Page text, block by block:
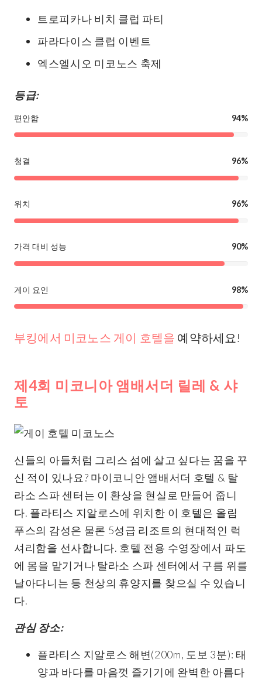
트로피카나 비치 클럽 파티
파라다이스 클럽 이벤트
엑스엘시오 미코노스 축제
등급:
편안함 94%
청결 96%
위치 96%
가격 대비 성능 90%
게이 요인 98%
부킹에서 미코노스 게이 호텔을 예약하세요!
제4회 미코니아 앰배서더 릴레 & 샤
토
신들의 아들처럼 그리스 섬에 살고 싶다는 꿈을 꾸
신 적이 있나요? 마이코니안 앰배서더 호텔 & 탈
라소 스파 센터는 이 환상을 현실로 만들어 줍니
다. 플라티스 지알로스에 위치한 이 호텔은 올림
푸스의 감성은 물론 5성급 리조트의 현대적인 럭
셔리함을 선사합니다. 호텔 전용 수영장에서 파도
에 몸을 맡기거나 탈라소 스파 센터에서 구름 위를
날아다니는 등 천상의 휴양지를 찾으실 수 있습니
다.
관심 장소:
플라티스 지알로스 해변(200m, 도보 3분): 태
양과 바다를 마음껏 즐기기에 완벽한 아름다